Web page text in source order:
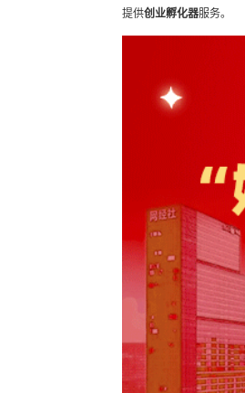
提供创业孵化器服务。